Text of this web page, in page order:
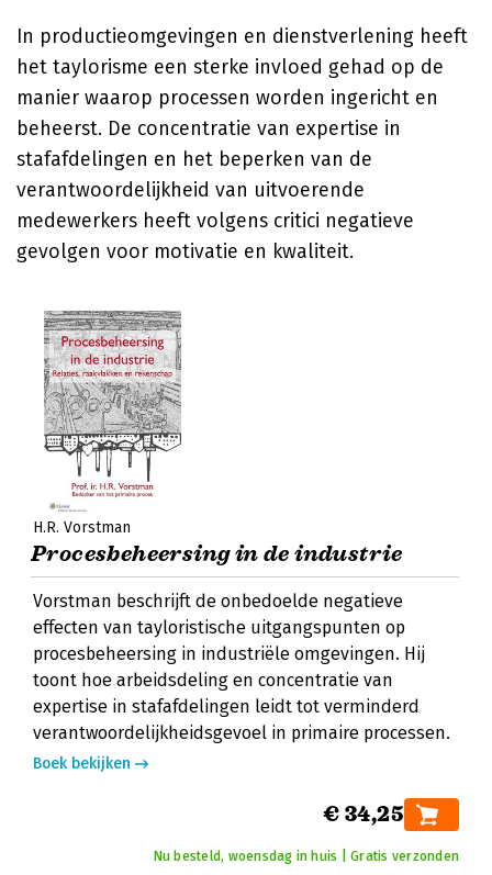
In productieomgevingen en dienstverlening heeft
het taylorisme een sterke invloed gehad op de
manier waarop processen worden ingericht en
beheerst. De concentratie van expertise in
stafafdelingen en het beperken van de
verantwoordelijkheid van uitvoerende
medewerkers heeft volgens critici negatieve
gevolgen voor motivatie en kwaliteit.
H.R. Vorstman
Procesbeheersing in de industrie
Vorstman beschrijft de onbedoelde negatieve
effecten van tayloristische uitgangspunten op
procesbeheersing in industriële omgevingen. Hij
toont hoe arbeidsdeling en concentratie van
expertise in stafafdelingen leidt tot verminderd
verantwoordelijkheidsgevoel in primaire processen.
Boek bekijken
€ 34,25
Nu besteld, woensdag in huis | Gratis verzonden